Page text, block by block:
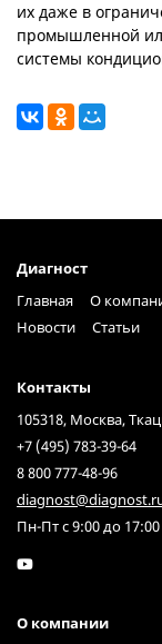
их даже в
промышленной
системы
Диагност
Главная
О
Новости
Статьи
Контакты
105318, Москва,
+7 (495) 783-39-64
8 800 777-48-96
Пн-Пт с 9:00 до 17:00
О компании